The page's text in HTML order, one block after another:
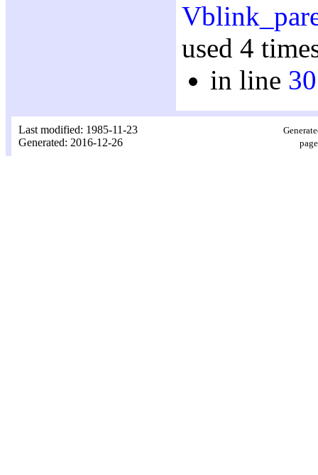
used 4
in line
Last modified: 1985-11-23
Generated: 2016-12-26